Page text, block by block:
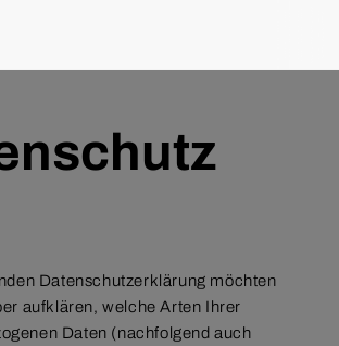
Datenschutzerklärung möchten
aufklären, welche Arten Ihrer
Daten (nachfolgend auch